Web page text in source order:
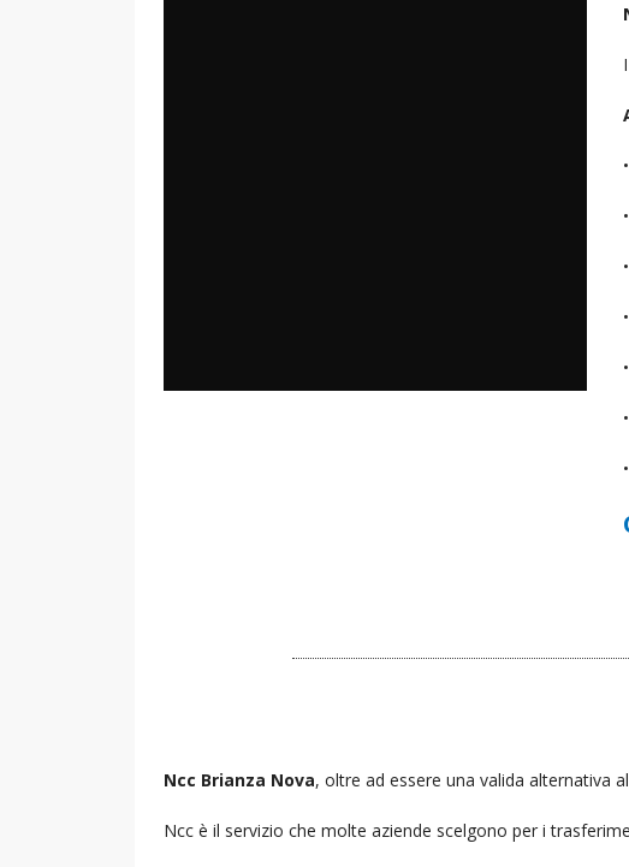
Ncc Brianza Nova, oltre ad essere una valida alternativa
Ncc è il servizio che molte aziende scelgono per i